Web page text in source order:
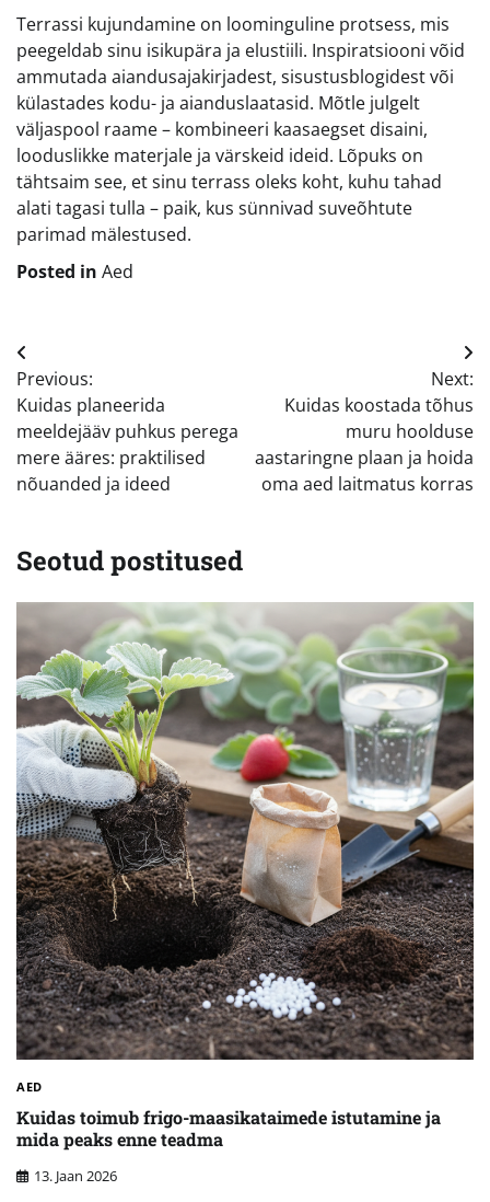
Terrassi kujundamine on loominguline protsess, mis
peegeldab sinu isikupära ja elustiili. Inspiratsiooni võid
ammutada aiandusajakirjadest, sisustusblogidest või
külastades kodu- ja aianduslaatasid. Mõtle julgelt
väljaspool raame – kombineeri kaasaegset disaini,
looduslikke materjale ja värskeid ideid. Lõpuks on
tähtsaim see, et sinu terrass oleks koht, kuhu tahad
alati tagasi tulla – paik, kus sünnivad suveõhtute
parimad mälestused.
Posted in Aed
Navigeerimine
Previous:
Kuidas planeerida
meeldejääv puhkus perega
mere ääres: praktilised
nõuanded ja ideed
Next:
Kuidas koostada tõhus
muru hoolduse
aastaringne plaan ja hoida
oma aed laitmatus korras
Seotud postitused
AED
Kuidas toimub frigo-maasikataimede istutamine ja
mida peaks enne teadma
13. Jaan 2026